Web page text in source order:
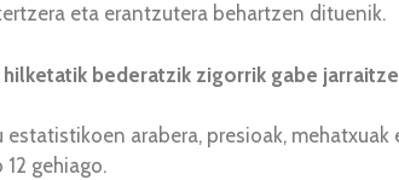
eta erantzutera behartzen dituenik.
hilketatik bederatzik zigorrik gabe
arabera, presioak,
gehiago.